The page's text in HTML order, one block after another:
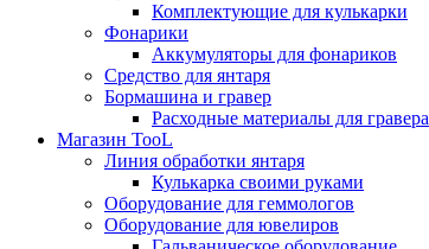
Комплектующие для кулькарки
Фонарики
Аккумуляторы для фонариков
Средство для янтаря
Бормашина и гравер
Расходные материалы для гравера
Магазин TooL
Линия обработки янтаря
Кулькарка своими руками
Оборудование для геммологов
Оборудование для ювелиров